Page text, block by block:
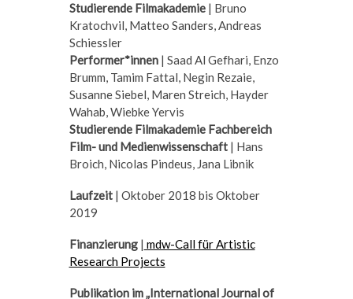
Studierende Filmakademie| Bruno
Kratochvil, Matteo Sanders, Andreas
Schiessler
Performer*innen| Saad Al Gefhari, Enzo
Brumm, Tamim Fattal, Negin Rezaie,
Susanne Siebel, Maren Streich, Hayder
Wahab, Wiebke Yervis
Studierende Filmakademie Fachbereich
Film- und Medienwissenschaft | Hans
Broich, Nicolas Pindeus, Jana Libnik
Laufzeit | Oktober 2018 bis Oktober
2019
Finanzierung| mdw-Call für Artistic
Research Projects
Publikation im „International Journal of